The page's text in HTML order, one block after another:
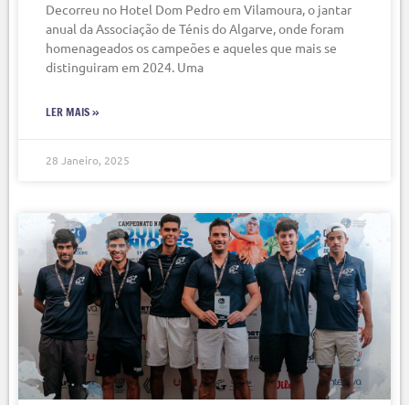
Decorreu no Hotel Dom Pedro em Vilamoura, o jantar
anual da Associação de Ténis do Algarve, onde foram
homenageados os campeões e aqueles que mais se
distinguiram em 2024. Uma
LER MAIS »
28 Janeiro, 2025